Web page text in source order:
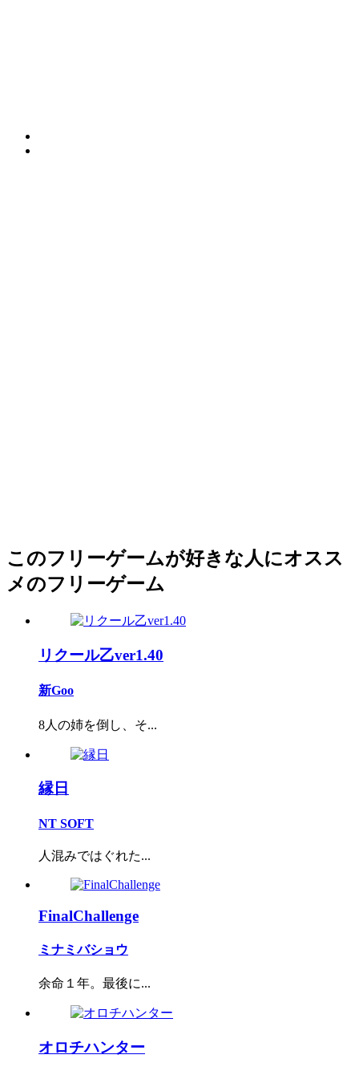
このフリーゲームが好きな人にオスス
メのフリーゲーム
リクール乙ver1.40
新Goo
8人の姉を倒し、そ...
縁日
NT SOFT
人混みではぐれた...
FinalChallenge
ミナミバショウ
余命１年。最後に...
オロチハンター